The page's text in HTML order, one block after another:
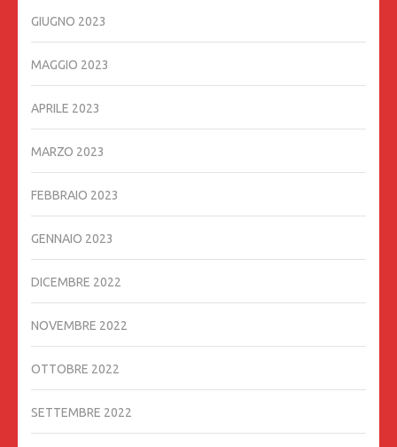
GIUGNO 2023
MAGGIO 2023
APRILE 2023
MARZO 2023
FEBBRAIO 2023
GENNAIO 2023
DICEMBRE 2022
NOVEMBRE 2022
OTTOBRE 2022
SETTEMBRE 2022